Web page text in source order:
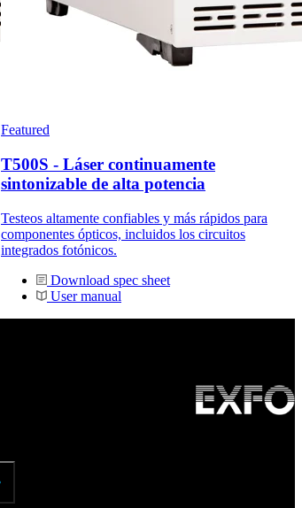
Featured
T500S - Láser continuamente
sintonizable de alta potencia
Testeos altamente confiables y más rápidos para
componentes ópticos, incluidos los circuitos
integrados fotónicos.
Download spec sheet
User manual